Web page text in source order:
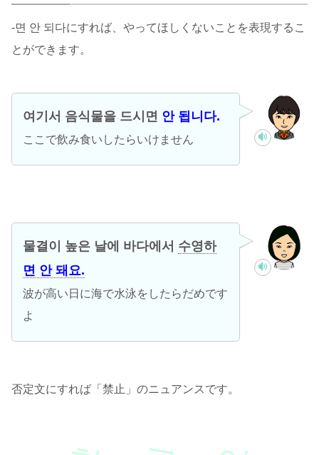
-면 안 되다にすれば、やってほしくないことを表現するこ
とができます。
여기서 음식물을 드시면 안 됩니다.
ここで飲み食いしたらいけません
물결이 높은 날에 바다에서 수영하
면 안 돼요.
波が高い日に海で水泳をしたらだめです
よ
否定文にすれば「禁止」のニュアンスです。